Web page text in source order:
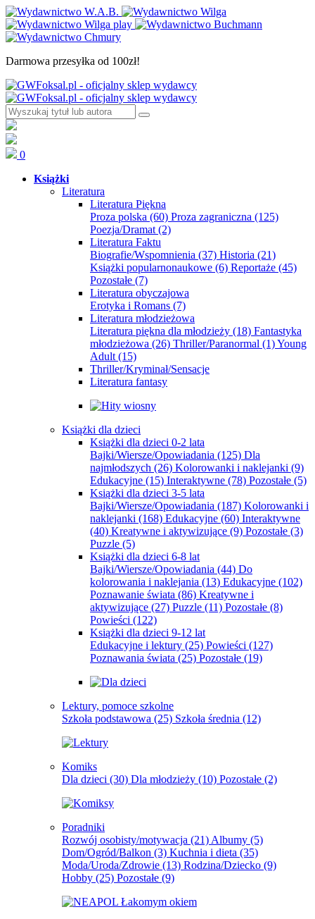
Darmowa przesyłka od 100zł!
0
Książki
Literatura
Literatura Piękna
Proza polska (60) Proza zagraniczna (125)
Poezja/Dramat (2)
Literatura Faktu
Biografie/Wspomnienia (37) Historia (21)
Książki popularnonaukowe (6) Reportaże (45)
Pozostałe (7)
Literatura obyczajowa
Erotyka i Romans (7)
Literatura młodzieżowa
Literatura piękna dla młodzieży (18) Fantastyka
młodzieżowa (26) Thriller/Paranormal (1)Young
Adult (15)
Thriller/Kryminał/Sensacje
Literatura fantasy
Książki dla dzieci
Książki dla dzieci 0-2 lata
Bajki/Wiersze/Opowiadania (125) Dla
najmłodszych (26) Kolorowanki i naklejanki (9)
Edukacyjne (15) Interaktywne (78) Pozostałe (5)
Książki dla dzieci 3-5 lata
Bajki/Wiersze/Opowiadania (187) Kolorowanki i
naklejanki (168) Edukacyjne (60) Interaktywne
(40) Kreatywne i aktywizujące (9) Pozostałe (3)
Puzzle (5)
Książki dla dzieci 6-8 lat
Bajki/Wiersze/Opowiadania (44) Do
kolorowania i naklejania (13) Edukacyjne (102)
Poznawanie świata (86) Kreatywne i
aktywizujące (27) Puzzle (11) Pozostałe (8)
Powieści (122)
Książki dla dzieci 9-12 lat
Edukacyjne i lektury (25) Powieści (127)
Poznawania świata (25) Pozostałe (19)
Lektury, pomoce szkolne
Szkoła podstawowa (25) Szkoła średnia (12)
Komiks
Dla dzieci (30) Dla młodzieży (10) Pozostałe (2)
Poradniki
Rozwój osobisty/motywacja (21) Albumy (5)
Dom/Ogród/Balkon (3) Kuchnia i dieta (35)
Moda/Uroda/Zdrowie (13) Rodzina/Dziecko (9)
Hobby (25) Pozostałe (9)